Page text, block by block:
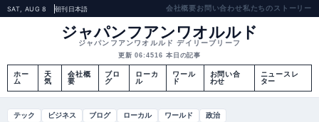
SAT, AUG 8 朝刊日本語 会社概要お問い合わせ私たちのストーリー
ジャパンフアンワオルルド
ジャパンフアンワオルルド デイリーブリーフ
更新 06:4516 本日の記事
ホー
ム
天
気
会社概
要
ブロ
グ
ローカ
ル
ワール
ド
お問い合
わせ
ニュースレ
ター
テック ビジネス ブログ ローカル ワールド 政治